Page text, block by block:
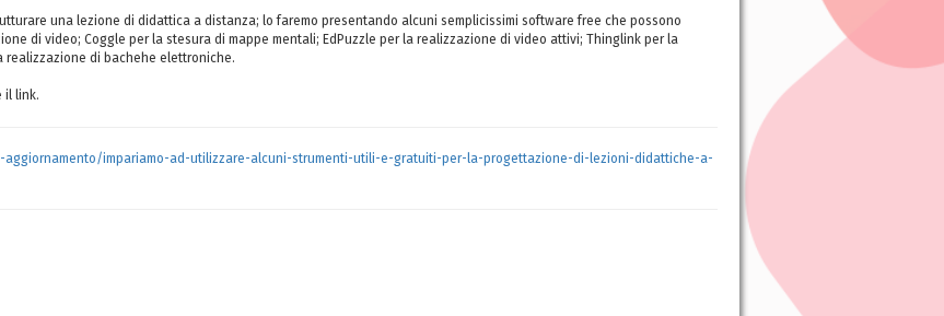
una lezione di didattica a distanza; lo faremo presentando alcuni semplicissimi software free che possono
di video; Coggle per la stesura di mappe mentali; EdPuzzle per la realizzazione di video attivi; Thinglink per la
realizzazione di bachehe elettroniche.
il link.
impariamo-ad-utilizzare-alcuni-strumenti-utili-e-gratuiti-per-la-progettazione-di-lezioni-didattiche-a-